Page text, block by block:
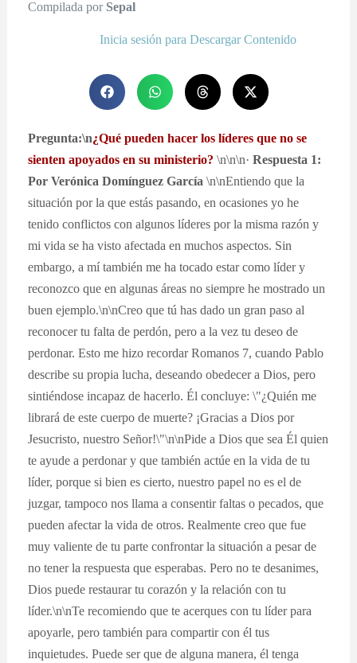
Compilada por Sepal
Inicia sesión para Descargar Contenido
Pregunta:\n¿Qué pueden hacer los líderes que no se
sienten apoyados en su ministerio?\n\n\n·Respuesta 1:
Por Verónica Domínguez García\n\nEntiendo que la
situación por la que estás pasando, en ocasiones yo he
tenido conflictos con algunos líderes por la misma razón y
mi vida se ha visto afectada en muchos aspectos. Sin
embargo, a mí también me ha tocado estar como líder y
reconozco que en algunas áreas no siempre he mostrado un
buen ejemplo.\n\nCreo que tú has dado un gran paso al
reconocer tu falta de perdón, pero a la vez tu deseo de
perdonar. Esto me hizo recordar Romanos 7, cuando Pablo
describe su propia lucha, deseando obedecer a Dios, pero
sintiéndose incapaz de hacerlo. Él concluye: \"¿Quién me
librará de este cuerpo de muerte? ¡Gracias a Dios por
Jesucristo, nuestro Señor!\"\n\nPide a Dios que sea Él quien
te ayude a perdonar y que también actúe en la vida de tu
líder, porque si bien es cierto, nuestro papel no es el de
juzgar, tampoco nos llama a consentir faltas o pecados, que
pueden afectar la vida de otros. Realmente creo que fue
muy valiente de tu parte confrontar la situación a pesar de
no tener la respuesta que esperabas. Pero no te desanimes,
Dios puede restaurar tu corazón y la relación con tu
líder.\n\nTe recomiendo que te acerques con tu líder para
apoyarle, pero también para compartir con él tus
inquietudes. Puede ser que de alguna manera, él tenga